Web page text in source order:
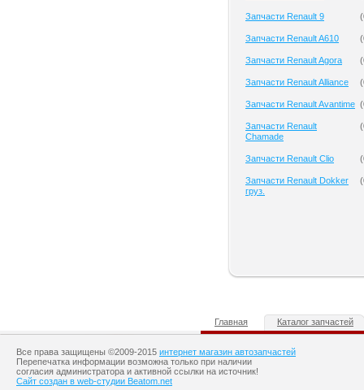
Запчасти Renault 9 (
Запчасти Renault A610 (
Запчасти Renault Agora (
Запчасти Renault Alliance (
Запчасти Renault Avantime (
Запчасти Renault
Chamade
(
Запчасти Renault Clio (
Запчасти Renault Dokker
груз.
(
Главная Каталог запчастей
Все права защищены ©2009-2015 интернет магазин автозапчастей
Перепечатка информации возможна только при наличии
согласия администратора и активной ссылки на источник!
Сайт создан в web-студии Beatom.net